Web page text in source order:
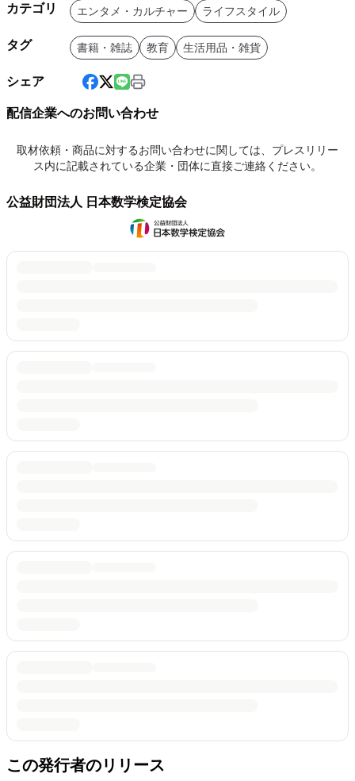
カテゴリ エンタメ・カルチャー ライフスタイル
タグ 書籍・雑誌 教育 生活用品・雑貨
シェア
配信企業へのお問い合わせ
取材依頼・商品に対するお問い合わせに関しては、プレスリリー
ス内に記載されている企業・団体に直接ご連絡ください。
公益財団法人 日本数学検定協会
この発行者のリリース